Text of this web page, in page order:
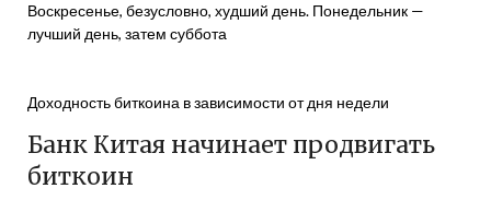
Воскресенье, безусловно, худший день. Понедельник —
лучший день, затем суббота
Доходность биткоина в зависимости от дня недели
Банк Китая начинает продвигать
биткоин